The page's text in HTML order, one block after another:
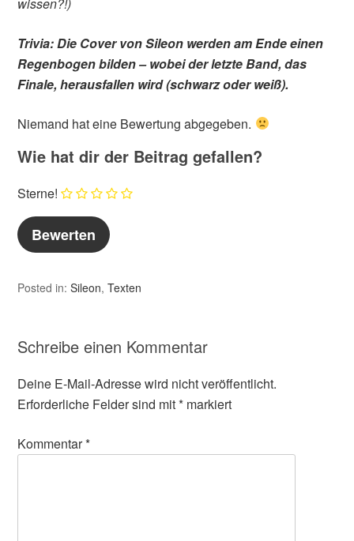
Trivia: Die Cover von Sileon werden am Ende einen
Regenbogen bilden – wobei der letzte Band, das
Finale, herausfallen wird (schwarz oder weiß).
Niemand hat eine Bewertung abgegeben.
Wie hat dir der Beitrag gefallen?
Sterne!
Posted in:Sileon,Texten
Schreibe einen Kommentar
Deine E-Mail-Adresse wird nicht veröffentlicht.
Erforderliche Felder sind mit* markiert
Kommentar*